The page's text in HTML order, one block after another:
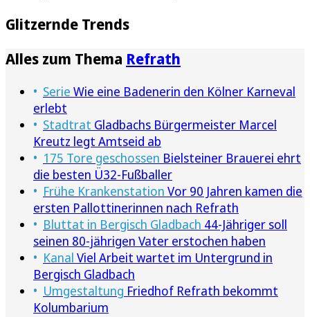
Glitzernde Trends
Alles zum Thema Refrath
Serie Wie eine Badenerin den Kölner Karneval
erlebt
Stadtrat Gladbachs Bürgermeister Marcel
Kreutz legt Amtseid ab
175 Tore geschossen Bielsteiner Brauerei ehrt
die besten Ü32-Fußballer
Frühe Krankenstation Vor 90 Jahren kamen die
ersten Pallottinerinnen nach Refrath
Bluttat in Bergisch Gladbach 44-Jähriger soll
seinen 80-jährigen Vater erstochen haben
Kanal Viel Arbeit wartet im Untergrund in
Bergisch Gladbach
Umgestaltung Friedhof Refrath bekommt
Kolumbarium